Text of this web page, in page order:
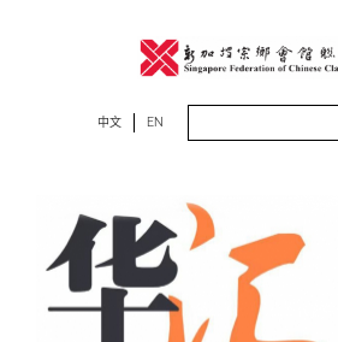
中文 EN